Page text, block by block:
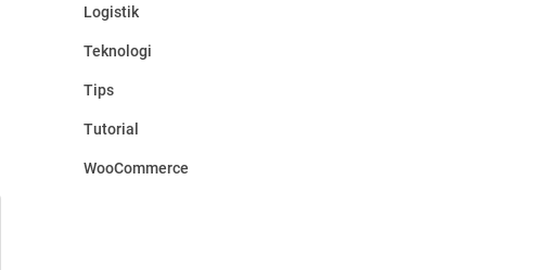
Logistik
Teknologi
Tips
Tutorial
WooCommerce